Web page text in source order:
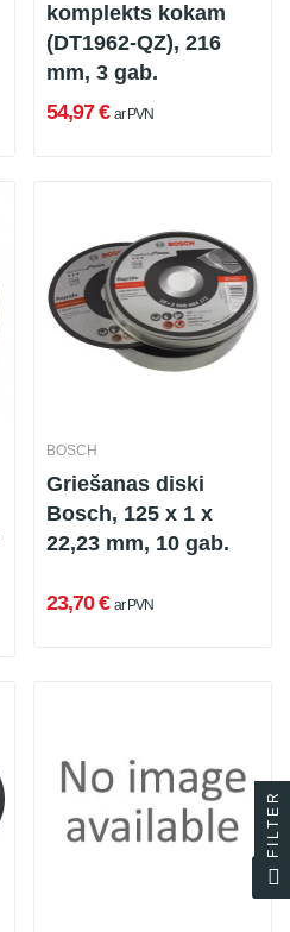
komplekts kokam
(DT1962-QZ), 216
mm, 3 gab.
54,97 € ar PVN
BOSCH
Griešanas diski
Bosch, 125 x 1 x
22,23 mm, 10 gab.
23,70 € ar PVN
FILTER